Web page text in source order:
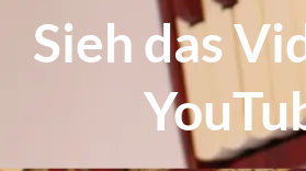
Sieh das